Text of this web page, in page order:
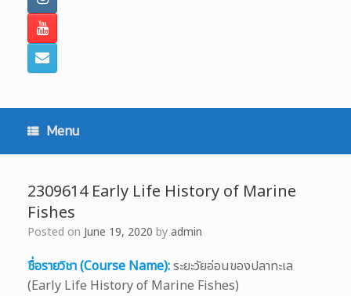
Menu
2309614 Early Life History of Marine
Fishes
Posted on June 19, 2020 byadmin
ชื่อรายวิชา (Course Name):ระยะวัยอ่อนของปลาทะเล
(Early Life History of Marine Fishes)